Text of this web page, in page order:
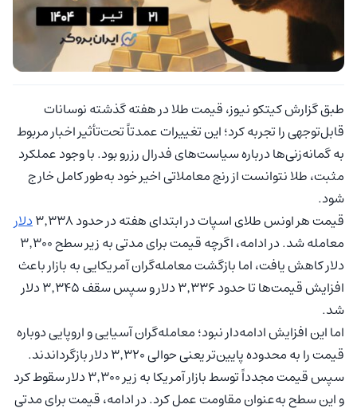
طبق گزارش کیتکو نیوز، قیمت طلا در هفته گذشته نوسانات
قابل‌توجهی را تجربه کرد؛ این تغییرات عمدتاً تحت‌تأثیر اخبار مربوط
به گمانه‌زنی‌ها درباره سیاست‌های فدرال رزرو بود. با وجود عملکرد
مثبت، طلا نتوانست از رنج معاملاتی اخیر خود به‌طور کامل خارج
شود.
قیمت هر اونس طلای اسپات در ابتدای هفته در حدود ۳٬۳۳۸
دلار
معامله شد. در ادامه، اگرچه قیمت برای مدتی به زیر سطح ۳٬۳۰۰
دلار کاهش یافت، اما بازگشت معامله‌گران آمریکایی به بازار باعث
افزایش قیمت‌ها تا حدود ۳٬۳۳۶ دلار و سپس سقف ۳٬۳۴۵ دلار
شد.
اما این افزایش ادامه‌دار نبود؛ معامله‌گران آسیایی و اروپایی دوباره
قیمت را به محدوده پایین‌تر یعنی حوالی ۳٬۳۲۰ دلار بازگرداندند.
سپس قیمت مجدداً توسط بازار آمریکا به زیر ۳٬۳۰۰ دلار سقوط کرد
و این سطح به‌عنوان مقاومت عمل کرد. در ادامه، قیمت برای مدتی